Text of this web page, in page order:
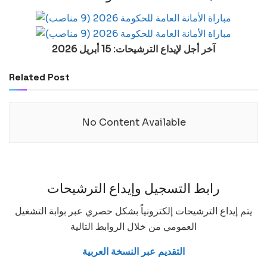
آخر أجل لإيداع الترشيحات: 15 أبريل 2026
Related Post
No Content Available
رابط التسجيل وإيداع الترشيحات
يتم إيداع الترشيحات إلكترونياً بشكل حصري عبر بوابة التشغيل
العمومي من خلال الروابط التالية
التقديم عبر النسخة العربية